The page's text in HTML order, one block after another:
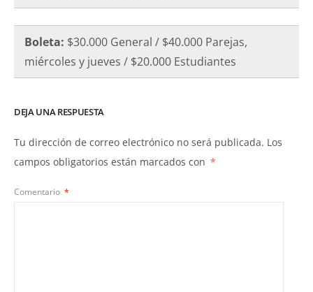
Boleta: $30.000 General / $40.000 Parejas,
miércoles y jueves / $20.000 Estudiantes
DEJA UNA RESPUESTA
Tu dirección de correo electrónico no será publicada. Los
campos obligatorios están marcados con *
Comentario *